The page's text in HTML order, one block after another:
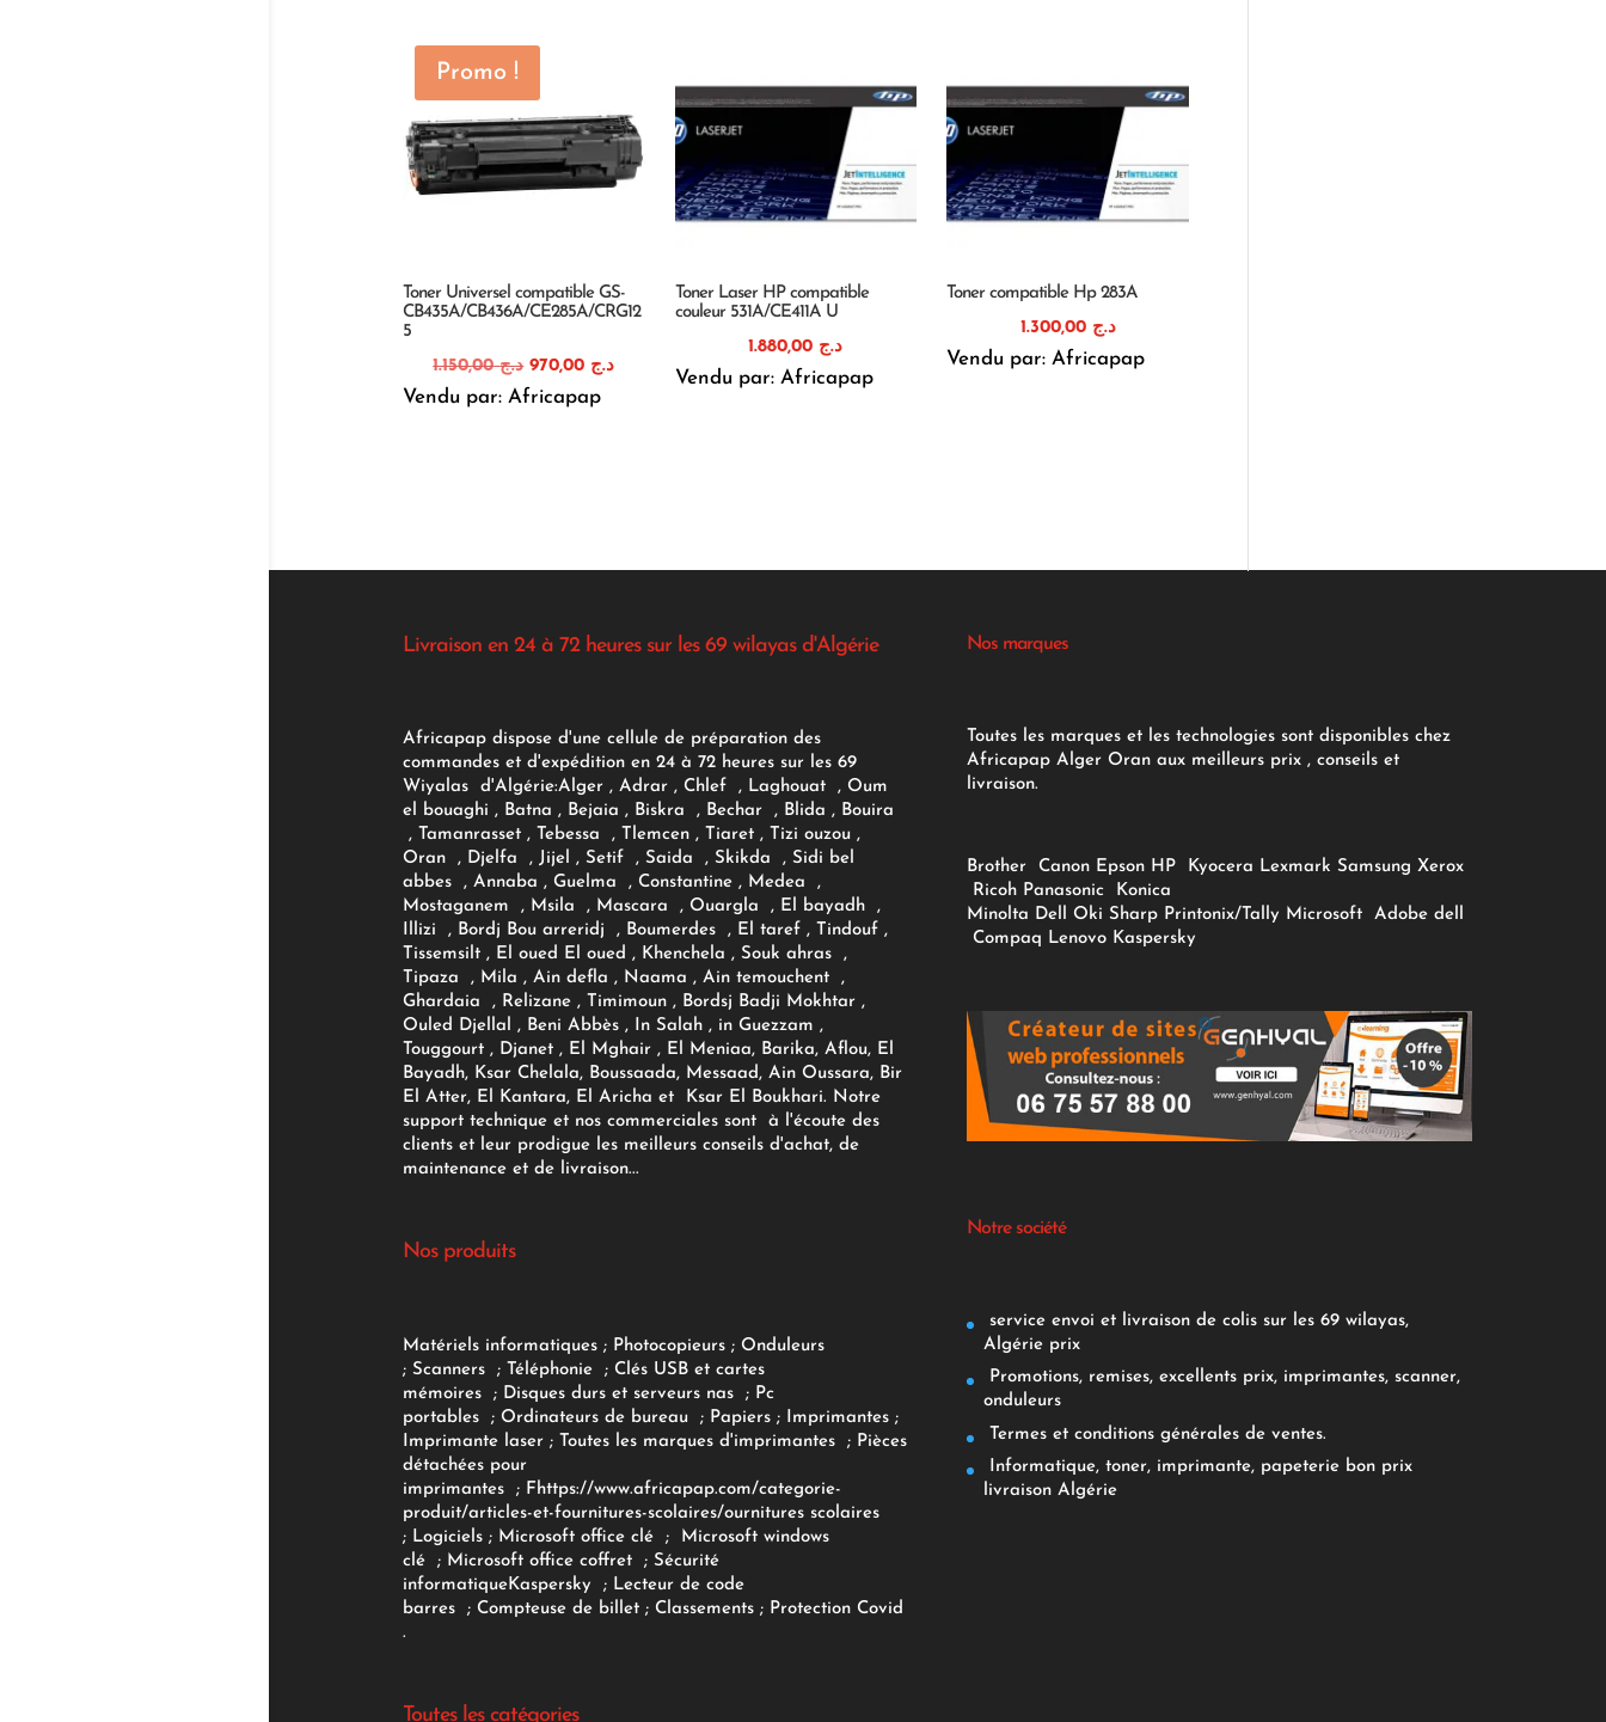
Promo !
Toner Universel compatible GS-
CB435A/CB436A/CE285A/CRG12
5
د.ج1.150,00
Le
prix
د.جLe
Vendu par: Africapap
Toner Laser HP compatible
couleur 531A/CE411A U
د.ج
Vendu par: Africapap
Toner compatible Hp 283A
د.ج 1.300,00
Vendu par: Africapap
Livraison en 24 à 72 heures sur les 69 wilayas d'Algérie
Africapap dispose d'une cellule de préparation des
commandes et d'expédition en 24 à 72 heures sur les 69
Wiyalas d'Algérie:Alger , Adrar, Chlef , Laghouat , Oum
el bouaghi , Batna , Bejaia , Biskra , Bechar , Blida , Bouira
, Tamanrasset , Tebessa , Tlemcen , Tiaret , Tizi ouzou ,
Oran , Djelfa , Jijel , Setif , Saida , Skikda , Sidi bel
abbes , Annaba , Guelma , Constantine , Medea ,
Mostaganem , Msila , Mascara , Ouargla , El bayadh ,
Illizi , Bordj Bou arreridj , Boumerdes , El taref , Tindouf ,
Tissemsilt , El oued El oued , Khenchela , Souk ahras ,
Tipaza , Mila , Ain defla , Naama , Ain temouchent ,
Ghardaia , Relizane , Timimoun , Bordsj Badji Mokhtar ,
Ouled Djellal , Beni Abbès , In Salah , in Guezzam ,
Touggourt , Djanet , El Mghair , El Meniaa, Barika, Aflou, El
Bayadh, Ksar Chelala, Boussaada, Messaad, Ain Oussara, Bir
El Atter, El Kantara, El Aricha et Ksar El Boukhari. Notre
support technique et nos commerciales sont à l'écoute des
clients et leur prodigue les meilleurs conseils d'achat, de
maintenance et de livraison...
Nos produits
Matériels informatiques; Photocopieurs; Onduleurs
; Scanners ; Téléphonie ; Clés USB et cartes
mémoires
; Disques durs et serveurs nas ; Pc
portables
; Ordinateurs de bureau ; Papiers; Imprimantes;
Imprimante laser; Toutes les marques d'imprimantes ; Pièces
détachées pour
imprimantes
; F https://www.africapap.com/categorie-
produit/articles-et-fournitures-scolaires/ournitures scolaires
; Logiciels ; Microsoft office clé ;
Microsoft windows
clé; Microsoft office coffret ; Sécurité
informatiqueKaspersky ; Lecteur de code
barres
; Compteuse de billet; Classements ; Protection Covid
.
Toutes les catégories
Nos marques
Toutes les marques et les technologies sont disponibles chez
Africapap Alger Oran aux meilleurs prix , conseils et
livraison.
Brother Canon Epson HP Kyocera Lexmark Samsung Xerox
Ricoh Panasonic
Konica
Minolta Dell Oki Sharp Printonix/Tally Microsoft Adobe dell
Compaq Lenovo Kaspersky
Notre société
service envoi et livraison de colis sur les 69 wilayas,
Algérie prix
Promotions, remises, excellents prix, imprimantes, scanner,
onduleurs
Termes et conditions générales de ventes.
Informatique, toner, imprimante, papeterie bon prix
livraison Algérie